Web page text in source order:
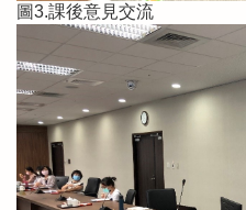
圖3.課後意見交流